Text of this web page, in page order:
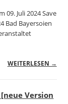
09. Juli 2024 Save
Bad Bayersoien
WEITERLESEN →
Version